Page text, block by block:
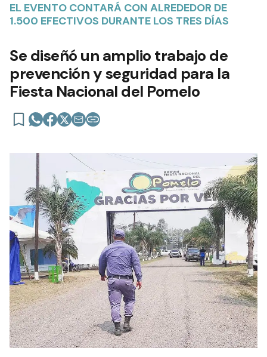
EL EVENTO CONTARÁ CON ALREDEDOR DE
1.500 EFECTIVOS DURANTE LOS TRES DÍAS
Se diseñó un amplio trabajo de
prevención y seguridad para la
Fiesta Nacional del Pomelo